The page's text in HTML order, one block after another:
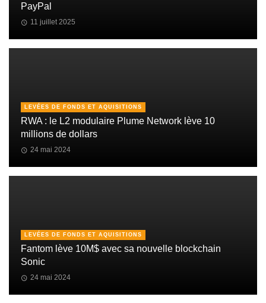
PayPal
11 juillet 2025
LEVÉES DE FONDS ET AQUISITIONS
RWA : le L2 modulaire Plume Network lève 10
millions de dollars
24 mai 2024
LEVÉES DE FONDS ET AQUISITIONS
Fantom lève 10M$ avec sa nouvelle blockchain
Sonic
24 mai 2024